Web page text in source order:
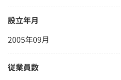
設立年月
2005年09月
従業員数